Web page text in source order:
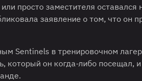
просто заместителя
заявление о том, что он
Sentinels в тренировочном
который он когда-либо посещал,